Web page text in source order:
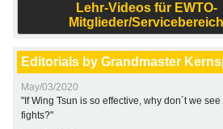
Lehr-Videos für EWTO-
Mitglieder/Servicebereich
Editorials by Grandmaster
May/03/2020
"If Wing Tsun is so effective, why don´t we see
fights?"